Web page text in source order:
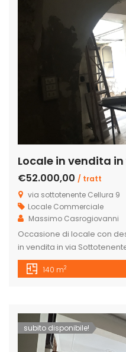
€52.000,00 / tratt
via sottotenente Cellura 9
Locale Commerciale
Massimo Casrogiovanni
Occasione di locale con
in vendita in via
palazzo di città, a piano
e le quattro stanze attorno
140 m2
subito disponibile!